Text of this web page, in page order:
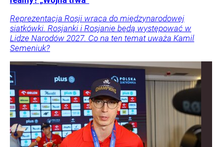
Reprezentacja Rosji wraca do międzynarodowej
siatkówki. Rosjanki i Rosjanie będą występować w
Lidze Narodów 2027. Co na ten temat uważa Kamil
Semeniuk?